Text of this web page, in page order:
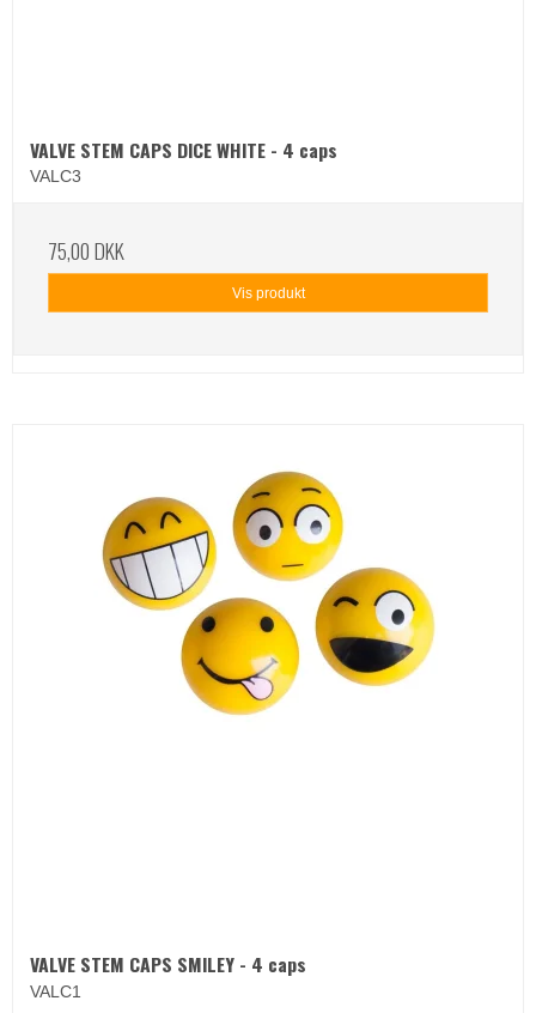
VALVE STEM CAPS DICE WHITE - 4 caps
VALC3
75,00 DKK
Vis produkt
VALVE STEM CAPS SMILEY - 4 caps
VALC1